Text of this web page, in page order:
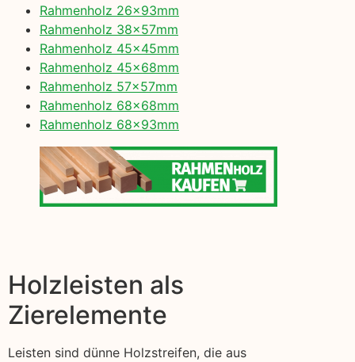
Rahmenholz 26x93mm
Rahmenholz 38x57mm
Rahmenholz 45x45mm
Rahmenholz 45x68mm
Rahmenholz 57x57mm
Rahmenholz 68x68mm
Rahmenholz 68x93mm
Holzleisten als
Zierelemente
Leisten sind dünne Holzstreifen, die aus